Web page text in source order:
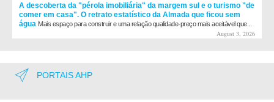
A descoberta da "pérola imobiliária" da margem sul e o turismo "de
comer em casa". O retrato estatístico da Almada que ficou sem
água Mais espaço para construir e uma relação qualidade-preço mais aceitável que...
August 3, 2026
PORTAIS AHP